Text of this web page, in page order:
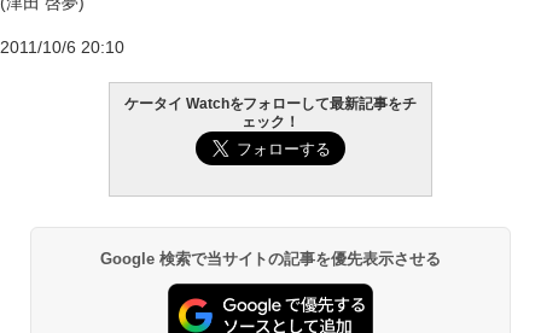
2011/10/6 20:10
ケータイ Watchをフォローして最新記事をチ
ェック！
Google 検索で当サイトの記事を優先表示させる